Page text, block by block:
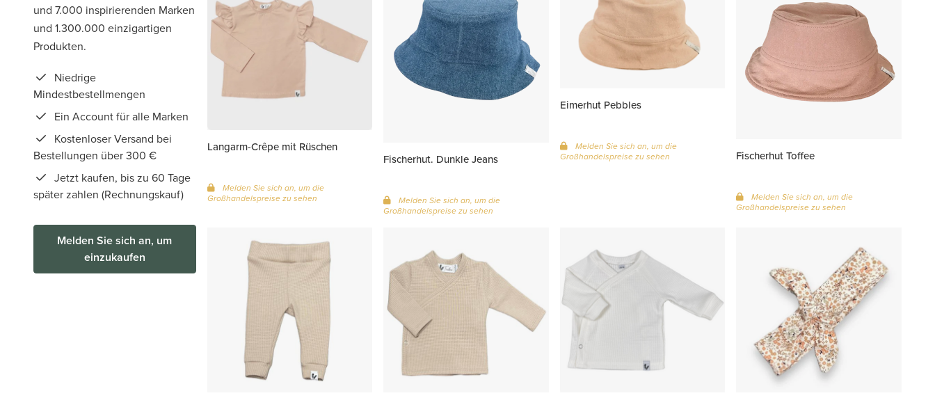
und 7.000 inspirierenden Marken
und 1.300.000 einzigartigen
Produkten.
Niedrige
Mindestbestellmengen
Ein Account für alle Marken
Kostenloser Versand bei
Bestellungen über 300 €
Jetzt kaufen, bis zu 60 Tage
später zahlen (Rechnungskauf)
Melden Sie sich an, um
einzukaufen
Langarm-Crêpe mit Rüschen
Melden Sie sich an, um die
Großhandelspreise zu sehen
Fischerhut. Dunkle Jeans
Melden Sie sich an, um die
Großhandelspreise zu sehen
Eimerhut Pebbles
Melden Sie sich an, um die
Großhandelspreise zu sehen
Fischerhut Toffee
Melden Sie sich an, um die
Großhandelspreise zu sehen